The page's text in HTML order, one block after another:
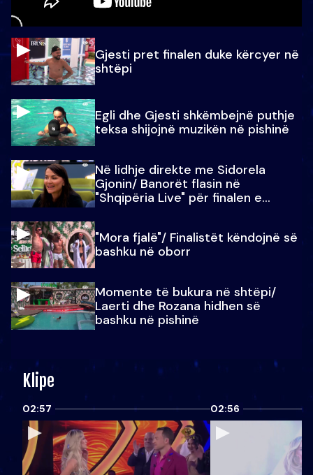
Gjesti pret finalen duke kërcyer në
shtëpi
Egli dhe Gjesti shkëmbejnë puthje
teksa shijojnë muzikën në pishinë
Në lidhje direkte me Sidorela
Gjonin/ Banorët flasin në
"Shqipëria Live" për finalen e
"Mora fjalë"/ Finalistët këndojnë së
bashku në oborr
Momente të bukura në shtëpi/
Laerti dhe Rozana hidhen së
bashku në pishinë
Klipe
02:57 02:56